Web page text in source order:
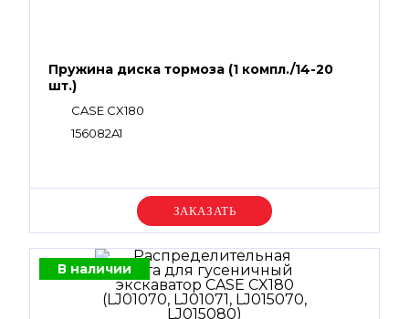
Пружина диска тормоза (1 компл./14-20
шт.)
CASE CX180
156082A1
Уточняйте цену
В наличии